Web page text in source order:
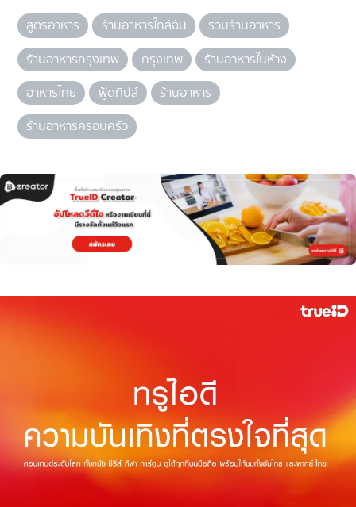
สูตรอาหาร ร้านอาหารใกล้ฉัน
รวมร้านอาหาร
ร้านอาหารกรุงเทพ
กรุงเทพ
ร้านอาหารในห้าง
อาหารไทย
ฟู้ดทิปส์
ร้านอาหาร
ร้านอาหารครอบครัว